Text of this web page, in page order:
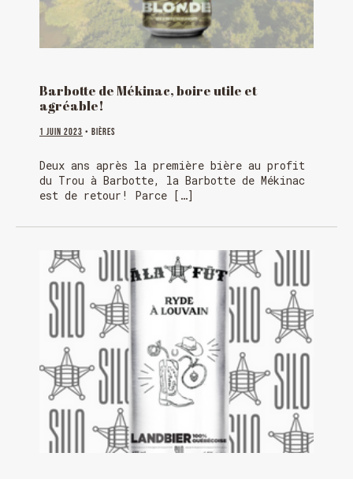
Barbotte de Mékinac, boire utile et
agréable!
1 juin 2023 • Bières
Deux ans après la première bière au profit
du Trou à Barbotte, la Barbotte de Mékinac
est de retour! Parce […]